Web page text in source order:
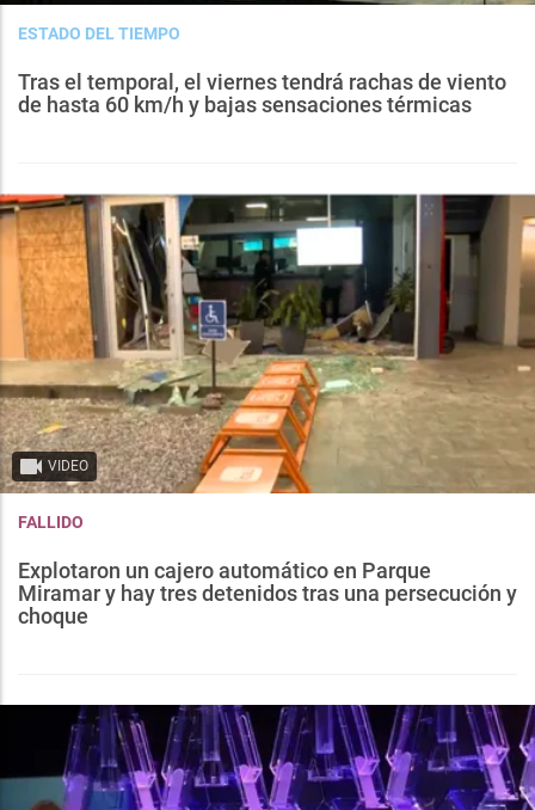
ESTADO DEL TIEMPO
Tras el temporal, el viernes tendrá rachas de viento
de hasta 60 km/h y bajas sensaciones térmicas
VIDEO
FALLIDO
Explotaron un cajero automático en Parque
Miramar y hay tres detenidos tras una persecución y
choque